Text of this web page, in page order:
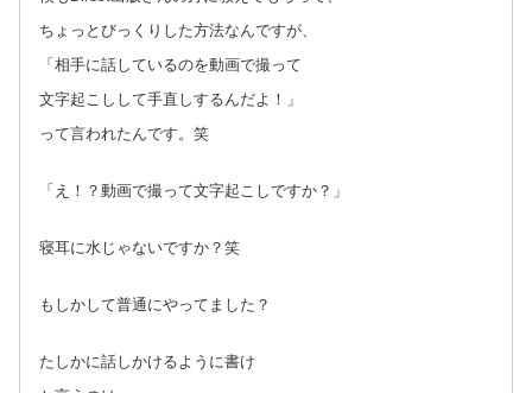
ちょっとびっくりした方法なんですが、
「相手に話しているのを動画で撮って
文字起こしして手直しするんだよ！」
って言われたんです。笑
「え！？動画で撮って文字起こしですか？」
寝耳に水じゃないですか？笑
もしかして普通にやってました？
たしかに話しかけるように書け